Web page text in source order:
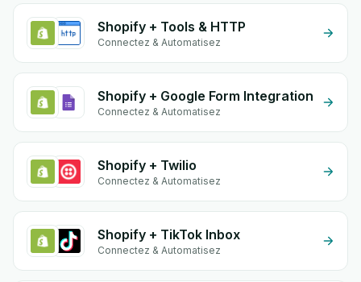
Shopify + Tools & HTTP
Connectez & Automatisez
Shopify + Google Form Integration
Connectez & Automatisez
Shopify + Twilio
Connectez & Automatisez
Shopify + TikTok Inbox
Connectez & Automatisez